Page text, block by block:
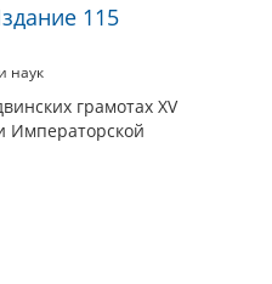
115
наук
грамотах XV
Императорской